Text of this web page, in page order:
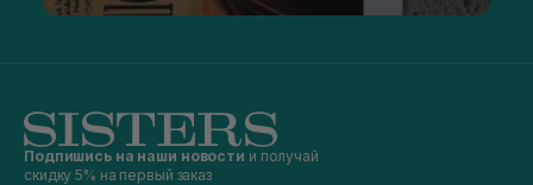
Подпишись на наши новости и получай
скидку 5% на первый заказ